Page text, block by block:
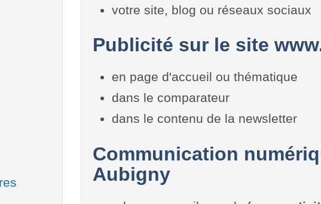
votre site, blog ou réseaux sociaux
Publicité sur le site
en page d'accueil ou thématique
dans le comparateur
dans le contenu de la newsletter
Communication
Aubigny